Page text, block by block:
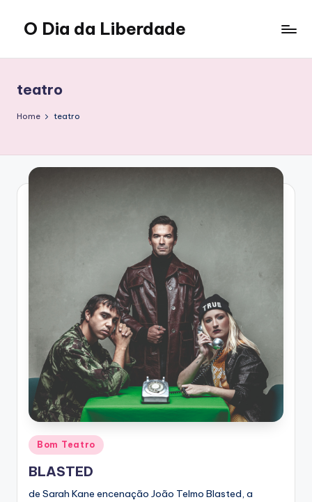
content
O Dia da Liberdade
Lifestyle
teatro
Home teatro
Posted
in
Bom Teatro
BLASTED
de Sarah Kane encenação João Telmo Blasted, a